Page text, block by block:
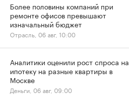
Более половины компаний при
ремонте офисов превышают
изначальный бюджет
Отрасль, 06 авг, 10:00
Аналитики оценили рост спроса на
ипотеку на разные квартиры в
Москве
Деньги, 06 авг, 09:00